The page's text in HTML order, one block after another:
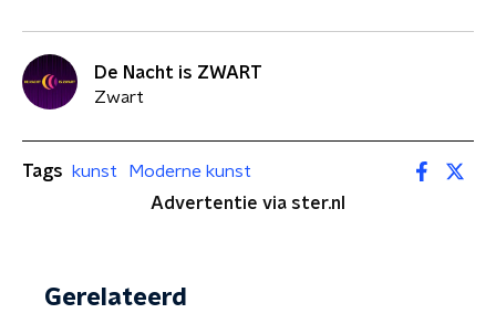
De Nacht is ZWART
Zwart
Tags kunst
Moderne kunst
Advertentie via ster.nl
Gerelateerd